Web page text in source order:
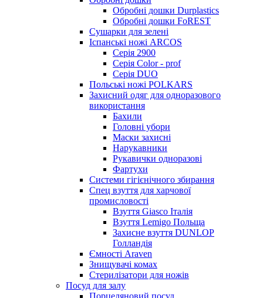
Обробні дошки Durplastics
Обробні дошки FoREST
Сушарки для зелені
Іспанські ножі ARCOS
Серія 2900
Серія Color - prof
Серія DUO
Польські ножі POLKARS
Захисний одяг для одноразового
використання
Бахили
Головні убори
Маски захисні
Нарукавники
Рукавички одноразові
Фартухи
Системи гігієнічного збирання
Спец взуття для харчової
промисловості
Взуття Giasco Італія
Взуття Lemigo Польща
Захисне взуття DUNLOP
Голландія
Ємності Araven
Знищувачі комах
Стерилізатори для ножів
Посуд для залу
Порцеляновий посуд